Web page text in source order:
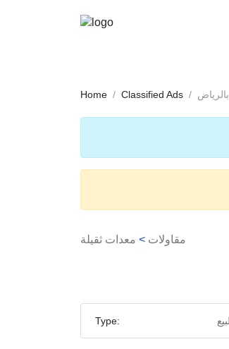
Home Classified Ads
مقاولات > معدات ثقيلة
Type: